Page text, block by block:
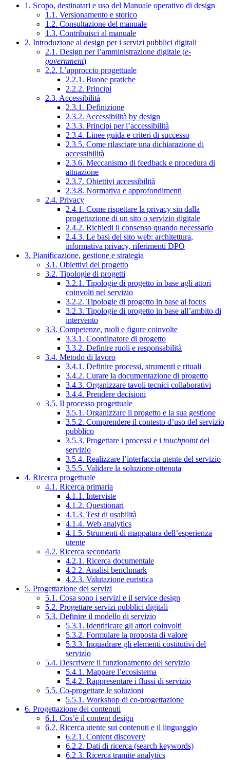
1. Scopo, destinatari e uso del Manuale operativo di design
1.1. Versionamento e storico
1.2. Consultazione del manuale
1.3. Contribuisci al manuale
2. Introduzione al design per i servizi pubblici digitali
2.1. Design per l’amministrazione digitale (e-
government)
2.2. L’approccio progettuale
2.2.1. Buone pratiche
2.2.2. Principi
2.3. Accessibilità
2.3.1. Definizione
2.3.2. Accessibilità by design
2.3.3. Principi per l’accessibilità
2.3.4. Linee guida e criteri di successo
2.3.5. Come rilasciare una dichiarazione di
accessibilità
2.3.6. Meccanismo di feedback e procedura di
attuazione
2.3.7. Obiettivi accessibilità
2.3.8. Normativa e approfondimenti
2.4. Privacy
2.4.1. Come rispettare la privacy sin dalla
progettazione di un sito o servizio digitale
2.4.2. Richiedi il consenso quando necessario
2.4.3. Le basi del sito web: architettura,
informativa privacy, riferimenti DPO
3. Pianificazione, gestione e strategia
3.1. Obiettivi del progetto
3.2. Tipologie di progetti
3.2.1. Tipologie di progetto in base agli attori
coinvolti nel servizio
3.2.2. Tipologie di progetto in base al focus
3.2.3. Tipologie di progetto in base all’ambito di
intervento
3.3. Competenze, ruoli e figure coinvolte
3.3.1. Coordinatore di progetto
3.3.2. Definire ruoli e responsabilità
3.4. Metodo di lavoro
3.4.1. Definire processi, strumenti e rituali
3.4.2. Curare la documentazione di progetto
3.4.3. Organizzare tavoli tecnici collaborativi
3.4.4. Prendere decisioni
3.5. Il processo progettuale
3.5.1. Organizzare il progetto e la sua gestione
3.5.2. Comprendere il contesto d’uso del servizio
pubblico
3.5.3. Progettare i processi e i touchpointdel
servizio
3.5.4. Realizzare l’interfaccia utente del servizio
3.5.5. Validare la soluzione ottenuta
4. Ricerca progettuale
4.1. Ricerca primaria
4.1.1. Interviste
4.1.2. Questionari
4.1.3. Test di usabilità
4.1.4. Web analytics
4.1.5. Strumenti di mappatura dell’esperienza
utente
4.2. Ricerca secondaria
4.2.1. Ricerca documentale
4.2.2. Analisi benchmark
4.2.3. Valutazione euristica
5. Progettazione dei servizi
5.1. Cosa sono i servizi e il service design
5.2. Progettare servizi pubblici digitali
5.3. Definire il modello di servizio
5.3.1. Identificare gli attori coinvolti
5.3.2. Formulare la proposta di valore
5.3.3. Inquadrare gli elementi costitutivi del
servizio
5.4. Descrivere il funzionamento del servizio
5.4.1. Mappare l’ecosistema
5.4.2. Rappresentare i flussi di servizio
5.5. Co-progettare le soluzioni
5.5.1. Workshop di co-progettazione
6. Progettazione dei contenuti
6.1. Cos’è il content design
6.2. Ricerca utente sui contenuti e il linguaggio
6.2.1. Content discovery
6.2.2. Dati di ricerca (search keywords)
6.2.3. Ricerca tramite analytics